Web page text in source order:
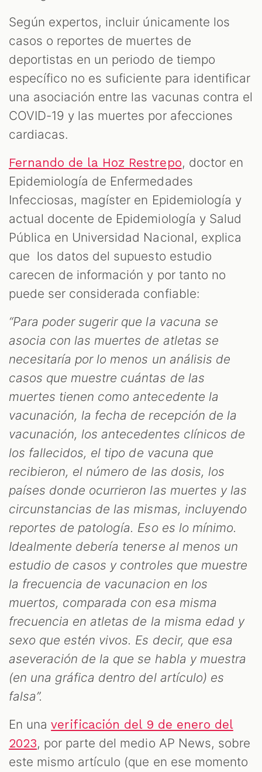
Según expertos, incluir únicamente los
casos o reportes de muertes de
deportistas en un periodo de tiempo
específico no es suficiente para identificar
una asociación entre las vacunas contra el
COVID-19 y las muertes por afecciones
cardiacas.
Fernando de la Hoz Restrepo, doctor en
Epidemiología de Enfermedades
Infecciosas, magíster en Epidemiología y
actual docente de Epidemiología y Salud
Pública en Universidad Nacional, explica
que los datos del supuesto estudio
carecen de información y por tanto no
puede ser considerada confiable:
“Para poder sugerir que la vacuna se
asocia con las muertes de atletas se
necesitaría por lo menos un análisis de
casos que muestre cuántas de las
muertes tienen como antecedente la
vacunación, la fecha de recepción de la
vacunación, los antecedentes clínicos de
los fallecidos, el tipo de vacuna que
recibieron, el número de las dosis, los
países donde ocurrieron las muertes y las
circunstancias de las mismas, incluyendo
reportes de patología. Eso es lo mínimo.
Idealmente debería tenerse al menos un
estudio de casos y controles que muestre
la frecuencia de vacunacion en los
muertos, comparada con esa misma
frecuencia en atletas de la misma edad y
sexo que estén vivos. Es decir, que esa
aseveración de la que se habla y muestra
(en una gráfica dentro del artículo) es
falsa”.
En unaverificación del 9 de enero del
2023, por parte del medio AP News, sobre
este mismo artículo (que en ese momento